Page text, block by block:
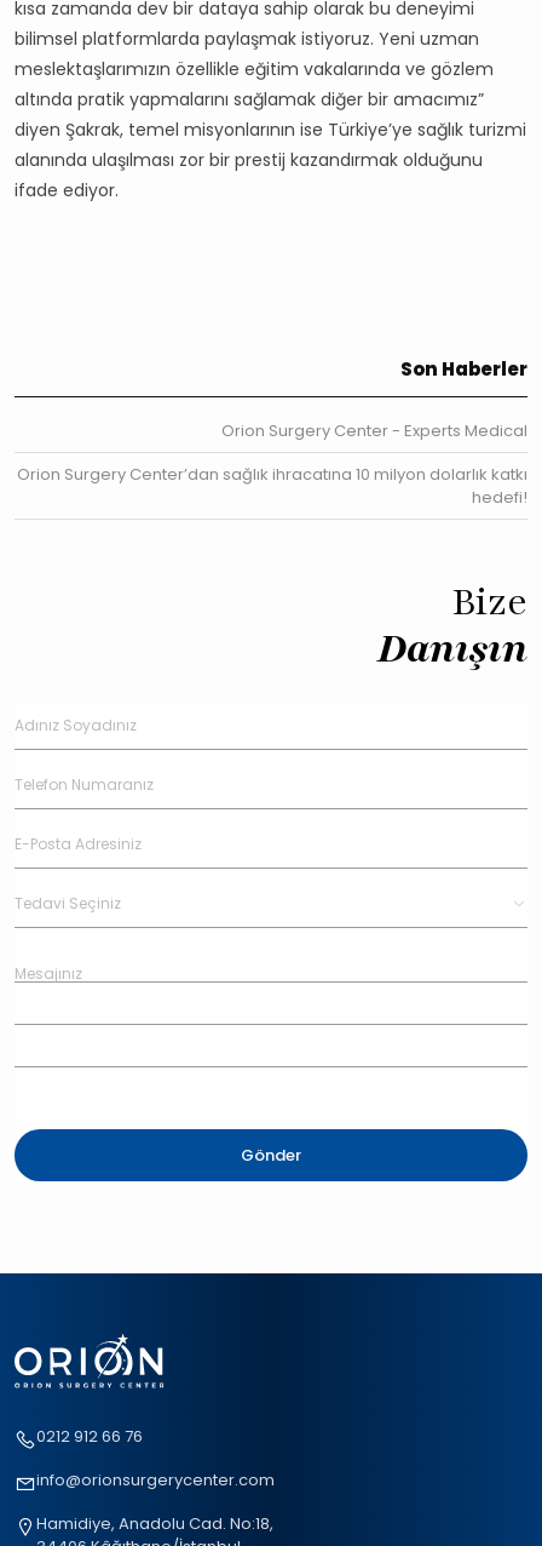
kısa zamanda dev bir dataya sahip olarak bu deneyimi
bilimsel platformlarda paylaşmak istiyoruz. Yeni uzman
meslektaşlarımızın özellikle eğitim vakalarında ve gözlem
altında pratik yapmalarını sağlamak diğer bir amacımız”
diyen Şakrak, temel misyonlarının ise Türkiye’ye sağlık turizmi
alanında ulaşılması zor bir prestij kazandırmak olduğunu
ifade ediyor.
Son Haberler
Orion Surgery Center - Experts Medical
Orion Surgery Center’dan sağlık ihracatına 10 milyon dolarlık katkı
hedefi!
Bize
Danışın
Gönder
0212 912 66 76
info@orionsurgerycenter.com
Hamidiye, Anadolu Cad. No:18,